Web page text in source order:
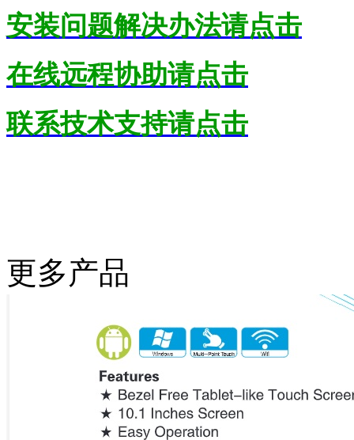
安装问题解决办法请点击
在线远程协助请点击
联系技术支持请点击
更多产品